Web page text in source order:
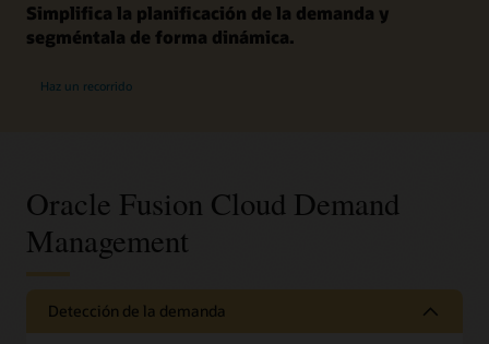
Simplifica la planificación de la demanda y
segméntala de forma dinámica.
Haz un recorrido
Oracle Fusion Cloud Demand
Management
Detección de la demanda